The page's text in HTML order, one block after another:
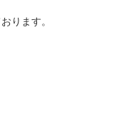
ります。